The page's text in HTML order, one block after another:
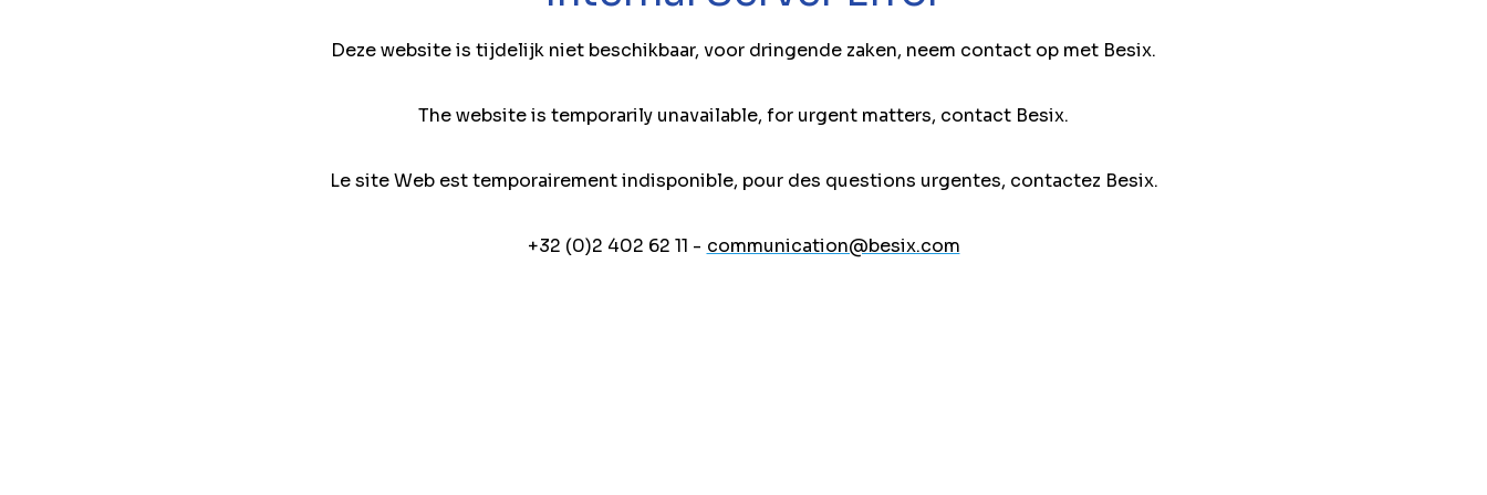
Deze website is tijdelijk niet beschikbaar, voor dringende zaken, neem contact op met Besix.
The website is temporarily unavailable, for urgent matters, contact Besix.
Le site Web est temporairement indisponible, pour des questions urgentes, contactez Besix.
+32 (0)2 402 62 11 - communication@besix.com